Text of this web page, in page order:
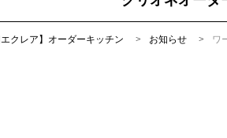
クレア】オーダーキッチン お知らせ ワ